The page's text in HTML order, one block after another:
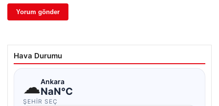
Hava Durumu
☁Ankara
NaN°C
ŞEHIR SEÇ